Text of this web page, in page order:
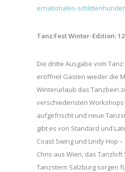
ernationales-
Tanz:Fest Winter-Edition:
Die dritte Ausgabe vom
eröffnet Gästen wieder die
Winterurlaub das Tanzbein
verschiedensten
aufgefrischt und neue
gibt es von Standard und
Coast Swing und Lindy Hop
Chris aus Wien, das
Tanzstern Salzburg sorgen